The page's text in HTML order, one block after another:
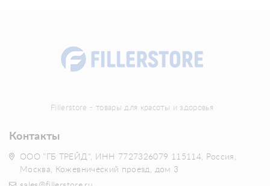
Fillerstore - товары для красоты и здоровья
Контакты
ООО "ГБ ТРЕЙД", ИНН 7727326079 115114, Россия,
Москва, Кожевнический проезд, дом 3